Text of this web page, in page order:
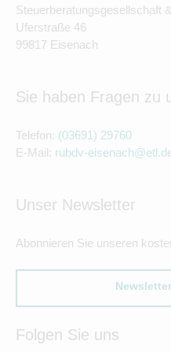
Steuerberatungsgesellschaft
Uferstraße 46
99817 Eisenach
Sie haben Fragen zu
Telefon: (03691) 29760
E-Mail: rubdv-
Unser Newsletter
Abonnieren Sie unseren
Folgen Sie uns